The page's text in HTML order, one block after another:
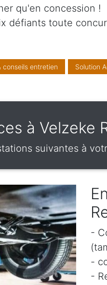
qu'en concession !
défiants toute
conseils entretien Solution
à Velzeke
suivantes à
-
-
-